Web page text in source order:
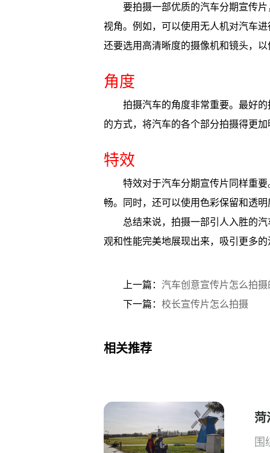
要拍摄一部优质的汽车分期宣传
视角。例如，可以使用无人机对汽车
还要选用高清晰度的摄像机和镜头，
角度
拍摄汽车的角度非常重要。最好
的方式，将汽车的各个部分拍摄得更
特效
特效对于汽车分期宣传片同样重
畅。同时，还可以使用色彩保留和透
总结来说，拍摄一部引人入胜的
观和性能完美地展现出来，吸引更多
上一篇： 汽车创意宣传片怎么拍摄
下一篇： 校长宣传片怎么拍摄
相关推荐
菏
围